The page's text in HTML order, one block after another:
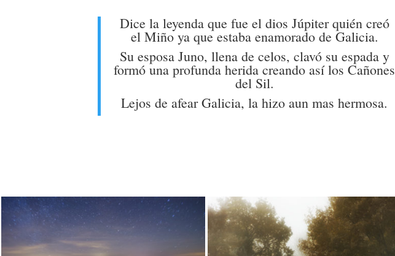
Dice la leyenda que fue el dios Júpiter quién creó
el Miño ya que estaba enamorado de Galicia.
Su esposa Juno, llena de celos, clavó su espada y
formó una profunda herida creando así los Cañones
del Sil.
Lejos de afear Galicia, la hizo aun mas hermosa.